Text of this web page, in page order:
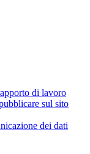
di lavoro
sul sito
dei dati